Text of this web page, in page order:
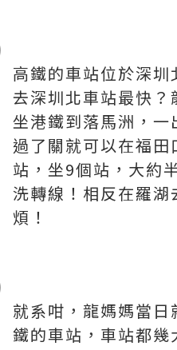
高鐵的車站位於深
去深圳北車站最快
坐港鐵到落馬洲，一
過了關就可以在福
站，坐9個站，大約
洗轉線！相反在羅
煩！
就系咁，龍媽媽當
鐵的車站，車站都幾